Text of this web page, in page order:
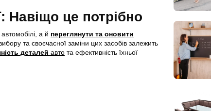
Навіщо це потрібно
а й переглянути та оновити
та своєчасної заміни цих засобів залежить
деталей авто та ефективність їхньої